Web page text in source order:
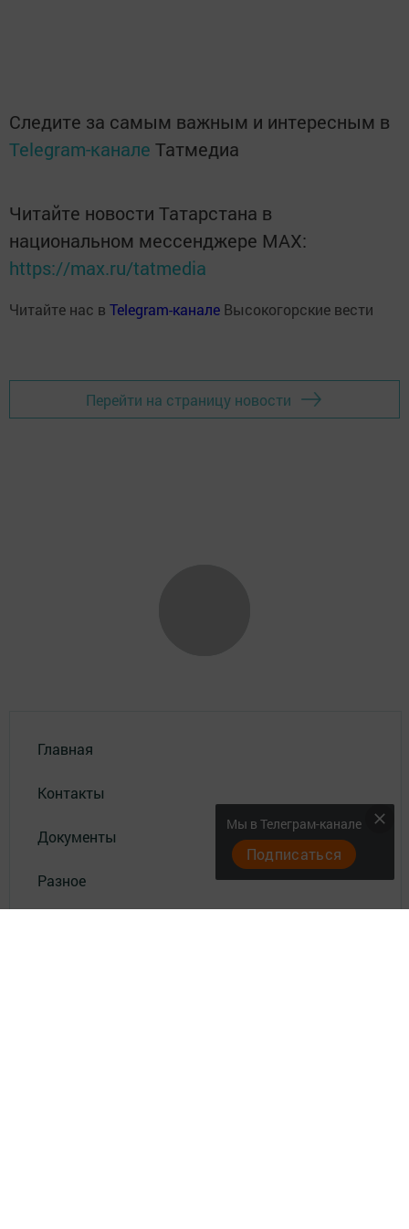
Следите за самым важным и интересным в
Telegram-канале Татмедиа
Читайте новости Татарстана в
национальном мессенджере MАХ:
https://max.ru/tatmedia
Читайте нас в Telegram-канале Высокогорские вести
Перейти на страницу новости
Главная
Контакты
Документы
Разное
Мы в Телеграм-канале
Подписаться